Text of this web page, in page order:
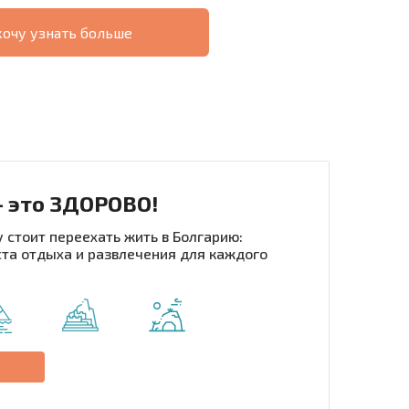
узнать больше
| Нажимая кнопку, вы разрешаете
Отправить сообщение
это ЗДОРОВО!
переехать жить в Болгарию:
отдыха и развлечения для каждого